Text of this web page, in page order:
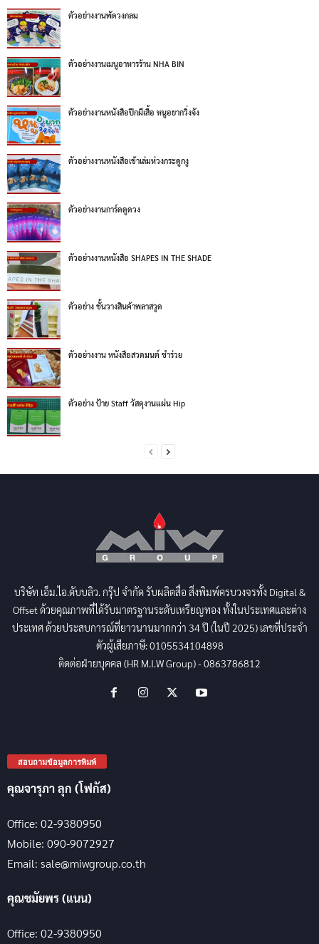
ตัวอย่างงานพัดวงกลม
ตัวอย่างงานเมนูอาหารร้าน NHA BIN
ตัวอย่างงานหนังสือปีกผีเสื้อ หนูอยากวิ่งจัง
ตัวอย่างงานหนังสือเข้าเล่มห่วงกระดูกงู
ตัวอย่างงานการ์ดดูดวง
ตัวอย่างงานหนังสือ SHAPES IN THE SHADE
ตัวอย่าง ชั้นวางสินค้าพลาสวูด
ตัวอย่างงาน หนังสือสวดมนต์ ชำร่วย
ตัวอย่าง ป้าย Staff วัสดุงานแผ่น Hip
บริษัท เอ็ม.ไอ.ดับบลิว. กรุ๊ป จำกัด รับผลิตสื่อ สิ่งพิมพ์ครบวงจรทั้ง Digital &
Offset ด้วยคุณภาพที่ได้รับมาตรฐานระดับเหรียญทอง ทั้งในประเทศและต่าง
ประเทศ ด้วยประสบการณ์ที่ยาวนานมากกว่า 34 ปี (ในปี 2025) เลขที่ประจำ
ตัวผู้เสียภาษี: 0105534104898
ติดต่อฝ่ายบุคคล (HR M.I.W Group) - 0863786812
สอบถามข้อมูลการพิมพ์
คุณจารุภา ลุก (โฟกัส)
Office: 02-9380950
Mobile: 090-9072927
Email: sale@miwgroup.co.th
คุณชมัยพร (แนน)
Office: 02-9380950